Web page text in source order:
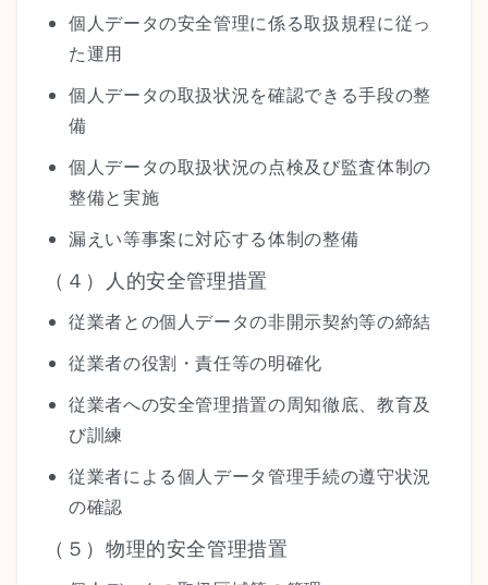
個人データの安全管理に係る取扱規程に従っ
た運用
個人データの取扱状況を確認できる手段の整
備
個人データの取扱状況の点検及び監査体制の
整備と実施
漏えい等事案に対応する体制の整備
（４）人的安全管理措置
従業者との個人データの非開示契約等の締結
従業者の役割・責任等の明確化
従業者への安全管理措置の周知徹底、教育及
び訓練
従業者による個人データ管理手続の遵守状況
の確認
（５）物理的安全管理措置